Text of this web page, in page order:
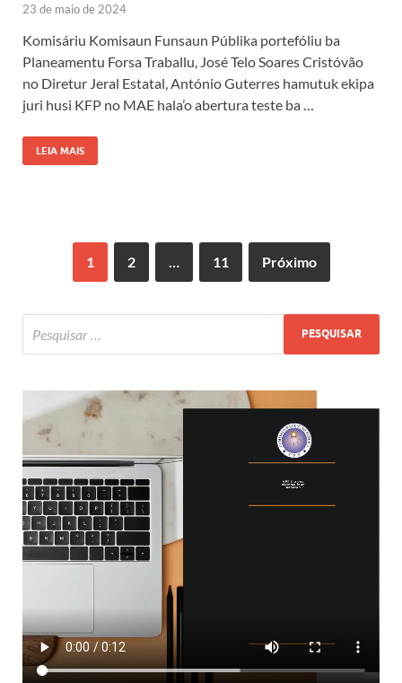
23 de maio de 2024
Komisáriu Komisaun Funsaun Públika portefóliu ba
Planeamentu Forsa Traballu, José Telo Soares Cristóvão
no Diretur Jeral Estatal, António Guterres hamutuk ekipa
juri husi KFP no MAE hala’o abertura teste ba …
LEIA MAIS
1 2 … 11 Próximo